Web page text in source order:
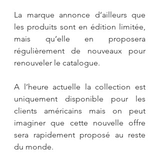
La marque annonce d’ailleurs que
les produits sont en édition limitée,
mais qu’elle en proposera
régulièrement de nouveaux pour
renouveler le catalogue.
A l’heure actuelle la collection est
uniquement disponible pour les
clients américains mais on peut
imaginer que cette nouvelle offre
sera rapidement proposé au reste
du monde.